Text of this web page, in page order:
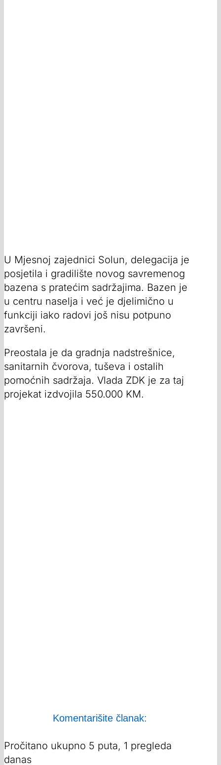
U Mjesnoj zajednici Solun, delegacija je
posjetila i gradilište novog savremenog
bazena s pratećim sadržajima. Bazen je
u centru naselja i već je djelimično u
funkciji iako radovi još nisu potpuno
završeni.
Preostala je da gradnja nadstrešnice,
sanitarnih čvorova, tuševa i ostalih
pomoćnih sadržaja. Vlada ZDK je za taj
projekat izdvojila 550.000 KM.
Komentarišite članak:
Pročitano ukupno 5 puta, 1 pregleda
danas